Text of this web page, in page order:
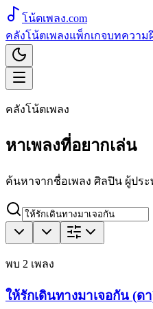
โน้ตเพลง.com
คลังโน้ตเพลงแพ็กเกจบทความ
คลังโน้ตเพลง
หาเพลงที่อยากเล่น
ค้นหาจากชื่อเพลง ศิลปิน ผู้ปร
พบ 2 เพลง
ให้รักเดินทางมาเจอกัน (ด